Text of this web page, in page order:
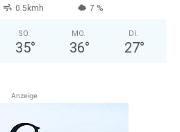
0.5kmh 7 %
SO.
35°
MO.
36°
DI.
27°
Anzeige